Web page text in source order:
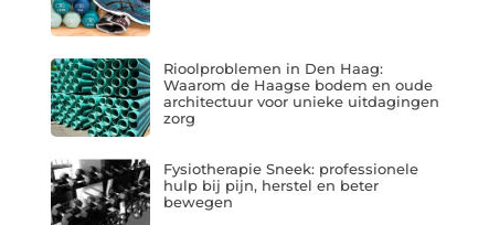
Rioolproblemen in Den Haag:
Waarom de Haagse bodem en oude
architectuur voor unieke uitdagingen
zorg
Fysiotherapie Sneek: professionele
hulp bij pijn, herstel en beter
bewegen